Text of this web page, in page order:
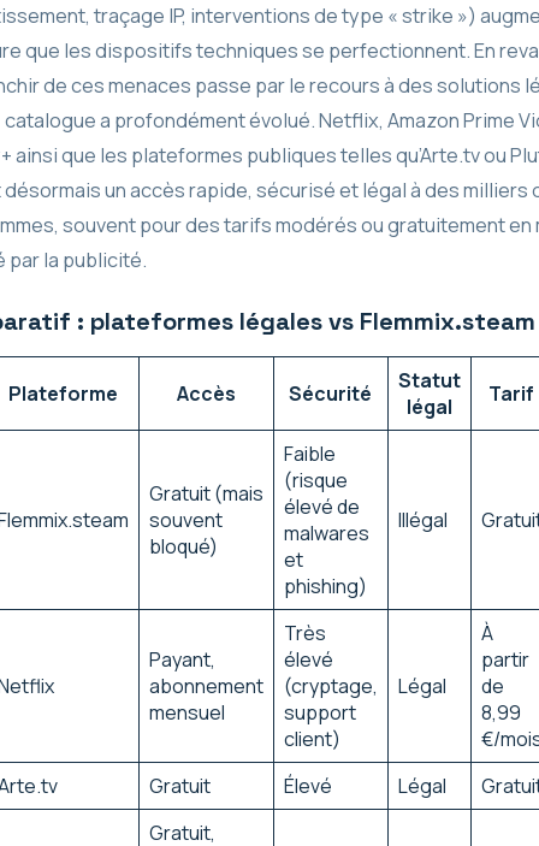
traçage IP, interventions de type « strike »)
que les dispositifs techniques se perfectionnent. En
de ces menaces passe par le recours à des solutions
a profondément évolué. Netflix, Amazon Prime
ainsi que les plateformes publiques telles qu’Arte.tv ou
un accès rapide, sécurisé et légal à des milliers
souvent pour des tarifs modérés ou gratuitement en
par la publicité.
: plateformes légales vs Flemmix.steam
Plateforme Accès Sécurité
Statut
légal
Tarif
Gratuit (mais
souvent
bloqué)
Faible
(risque
élevé de
malwares
et
phishing)
Illégal
Payant,
abonnement
mensuel
Très
élevé
(cryptage,
support
client)
Légal
À
partir
de
8,99
€/
Gratuit Élevé Légal
Gratuit,